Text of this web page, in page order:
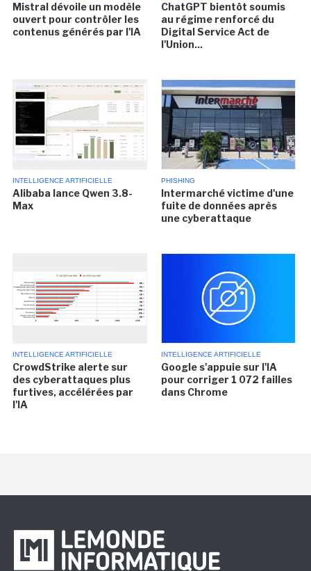
Mistral dévoile un modèle
ouvert pour contrôler les
contenus générés par l'IA
ChatGPT bientôt soumis
au régime renforcé du
Digital Service Act de
l'Union...
INTELLIGENCE ARTIFICIELLE
Alibaba lance Qwen 3.8-
Max
PHISHING
Intermarché victime d'une
fuite de données après
une cyberattaque
INTELLIGENCE ARTIFICIELLE
CrowdStrike alerte sur
des cyberattaques plus
furtives, accélérées par
l'IA
INTELLIGENCE ARTIFICIELLE
Google s'appuie sur l'IA
pour corriger 1 072 failles
dans Chrome